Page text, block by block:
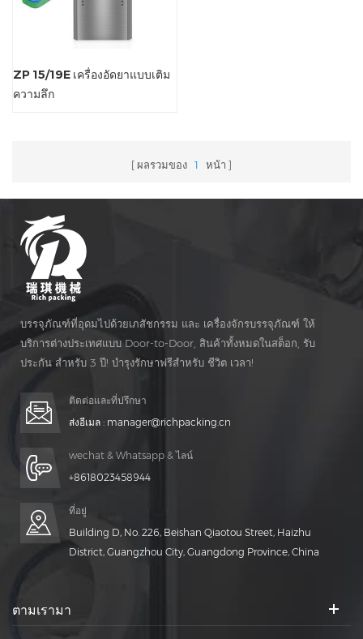
ZP 15/19E เครื่องอัดยาแบบเติม
ความลึก
ผลรวมของ 1 หน้า
บรรจุภัณฑ์ที่อุดมไปด้วยเภสัชกรรม และ เครื่องจักรบรรจุภัณฑ์ ให้
บริการต่างประเทศแบบ Door-to-Door, สินค้าทั้งหมดในสต็อก, รับ
ประกัน สำหรับ 3 ปี! บำรุงรักษาฟรีสำหรับ ชีวิต เวลา!
ติดต่อและที่ปรึกษา
ส่งอีเมล : manager@richpacking.cn
wechat & Whatsapp & ไลน์
+8618023458944
ที่อยู่
Building D, No. 226, Beishan Qiaotou Street, Haizhu
District, Guangzhou City, Guangdong Province, China
ตามเรามา